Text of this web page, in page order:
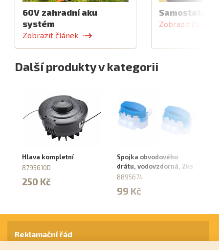
60V zahradní aku
systém
Zobrazit článek
Samostatný
Zobrazit článek
Další produkty v kategorii
Hlava kompletní
8795610D
250 Kč
Spojka obvodového
drátu, vodovzdorná, 2ks
8895674
99 Kč
Reklamační řád